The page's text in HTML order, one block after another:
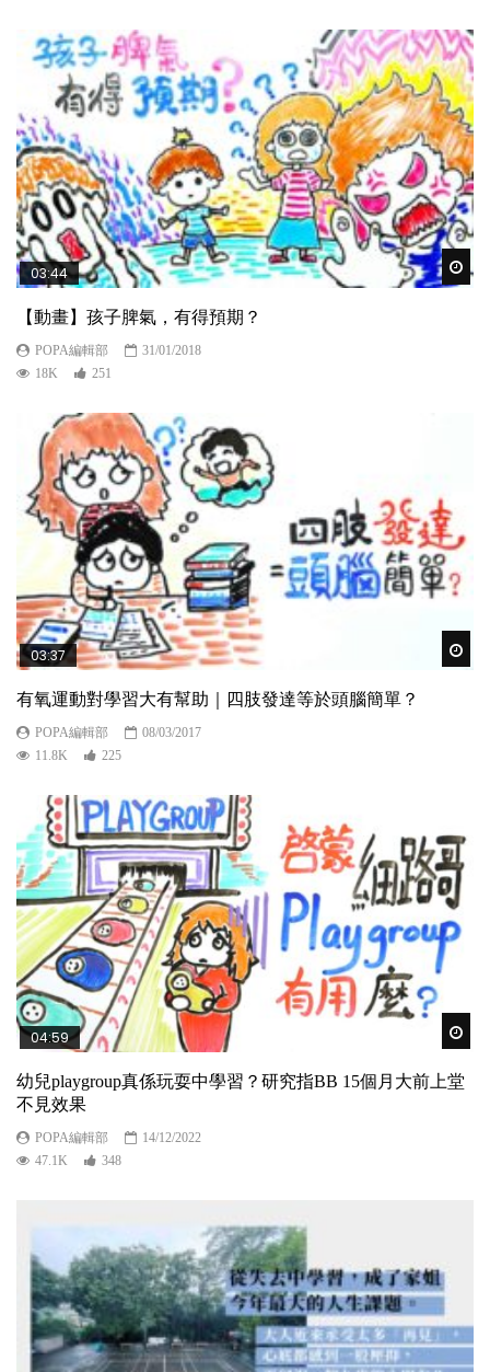
03:44
【動畫】孩子脾氣，有得預期？
POPA編輯部
31/01/2018
18K
251
03:37
有氧運動對學習大有幫助｜四肢發達等於頭腦簡單？
POPA編輯部
08/03/2017
11.8K
225
04:59
幼兒playgroup真係玩耍中學習？研究指BB 15個月大前上堂
不見效果
POPA編輯部
14/12/2022
47.1K
348